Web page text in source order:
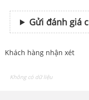
Gửi đánh giá
Khách hàng nhận xét
Không có dữ liệu